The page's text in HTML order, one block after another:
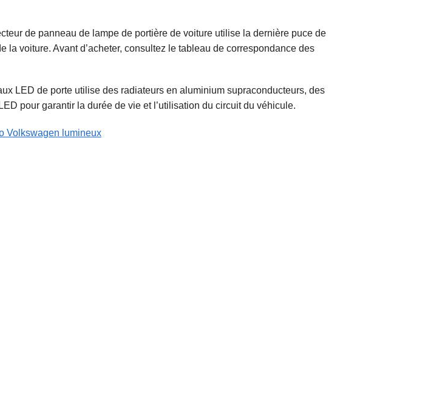
de panneau de lampe de portière de voiture utilise la dernière puce de
voiture. Avant d’acheter, consultez le tableau de correspondance des
LED de porte utilise des radiateurs en aluminium supraconducteurs, des
pour garantir la durée de vie et l’utilisation du circuit du véhicule.
Volkswagen lumineux